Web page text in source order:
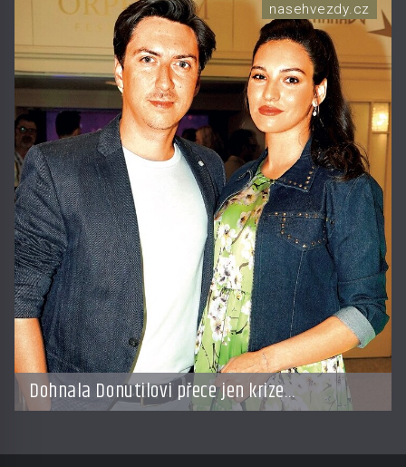
Dohnala Donutilovi přece jen krize
po tragédii?
nasehvezdy.cz